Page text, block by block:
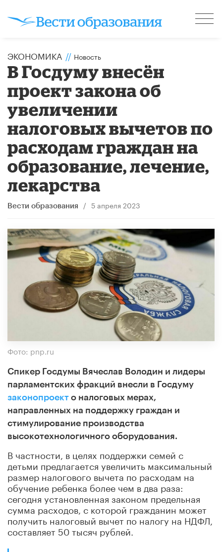
ЭКОНОМИКА // Новость
В Госдуму внесён
проект закона об
увеличении
налоговых вычетов по
расходам граждан на
образование, лечение,
лекарства
Вести образования / 5 апреля 2023
Фото: pnp.ru
Спикер Госдумы Вячеслав Володин и лидеры
парламентских фракций внесли в Госдуму
законопроект о налоговых мерах,
направленных на поддержку граждан и
стимулирование производства
высокотехнологичного оборудования.
В частности, в целях поддержки семей с
детьми предлагается увеличить максимальный
размер налогового вычета по расходам на
обучение ребенка более чем в два раза:
сегодня установленная законом предельная
сумма расходов, с которой гражданин может
получить налоговый вычет по налогу на НДФЛ,
составляет 50 тысяч рублей.